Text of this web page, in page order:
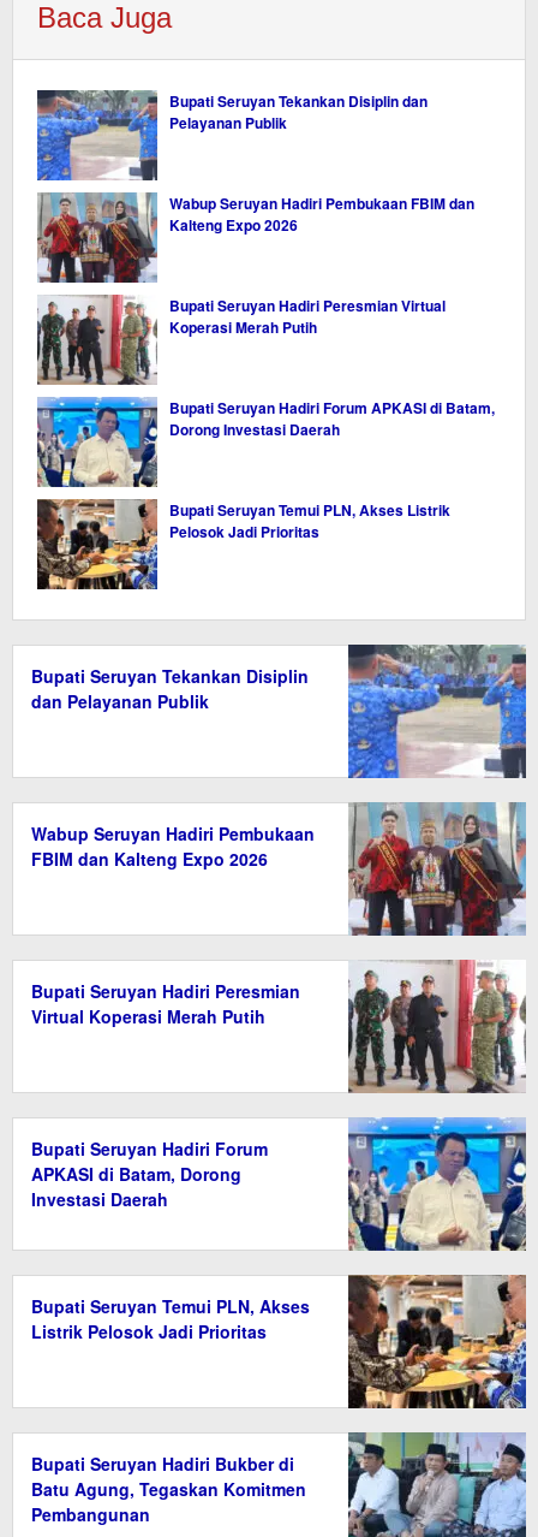
Baca Juga
Bupati Seruyan Tekankan Disiplin dan
Pelayanan Publik
Wabup Seruyan Hadiri Pembukaan FBIM dan
Kalteng Expo 2026
Bupati Seruyan Hadiri Peresmian Virtual
Koperasi Merah Putih
Bupati Seruyan Hadiri Forum APKASI di Batam,
Dorong Investasi Daerah
Bupati Seruyan Temui PLN, Akses Listrik
Pelosok Jadi Prioritas
Bupati Seruyan Tekankan Disiplin
dan Pelayanan Publik
Wabup Seruyan Hadiri Pembukaan
FBIM dan Kalteng Expo 2026
Bupati Seruyan Hadiri Peresmian
Virtual Koperasi Merah Putih
Bupati Seruyan Hadiri Forum
APKASI di Batam, Dorong
Investasi Daerah
Bupati Seruyan Temui PLN, Akses
Listrik Pelosok Jadi Prioritas
Bupati Seruyan Hadiri Bukber di
Batu Agung, Tegaskan Komitmen
Pembangunan